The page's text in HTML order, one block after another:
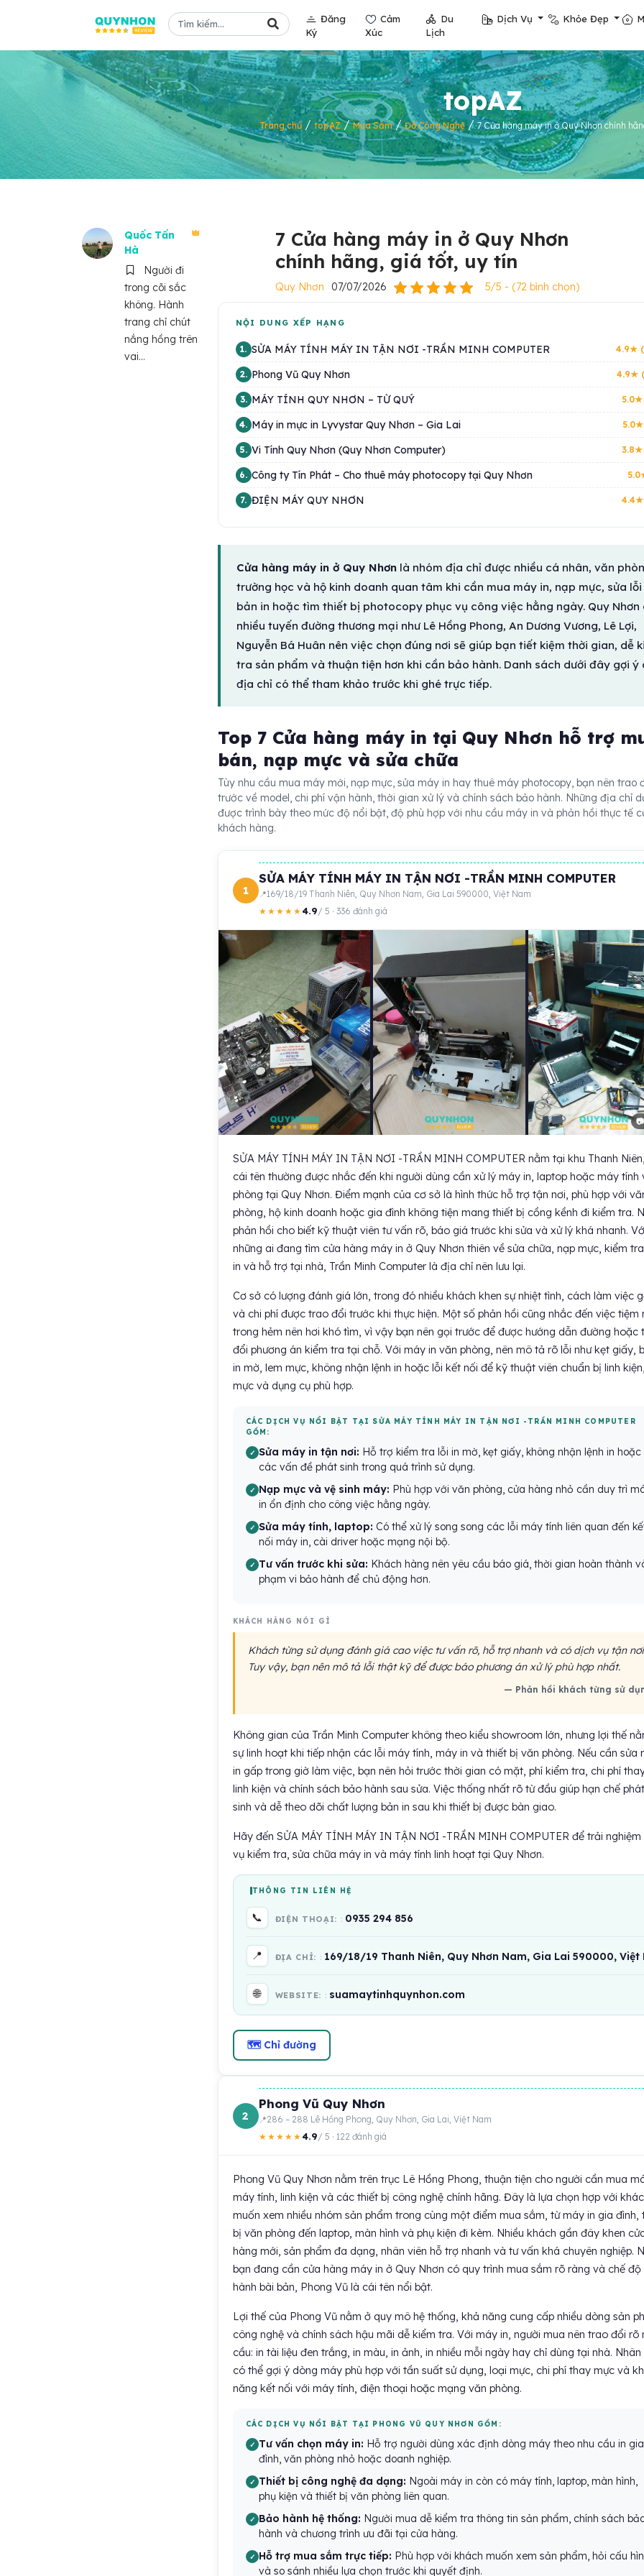
Đăng
Ký
Cảm
Xúc
Du
Lịch
Dịch Vụ Khỏe Đẹp
topAZ
Trang chủ/ topAZ/Mua Sắm/Đồ Công Nghệ/7 Cửa hàng máy in ở Quy Nhơn chính
Quốc Tấn
Hà
Người đi
trong cõi sắc
không. Hành
trang chỉ chút
nắng hồng trên
vai...
7 Cửa hàng máy in ở Quy Nhơn
chính hãng, giá tốt, uy tín
Quy Nhơn 07/07/2026 5/5 - (72 bình chọn)
NỘI DUNG XẾP HẠNG
1. SỬA MÁY TÍNH MÁY IN TẬN NƠI -TRẦN MINH COMPUTER 4.9★
2. Phong Vũ Quy Nhơn 4.9★
3. MÁY TÍNH QUY NHƠN – TỪ QUÝ 5.0★
4. Máy in mực in Lyvystar Quy Nhơn – Gia Lai 5.0★
5. Vi Tính Quy Nhơn (Quy Nhơn Computer) 3.8★
6. Công ty Tín Phát – Cho thuê máy photocopy tại Quy Nhơn
7. ĐIỆN MÁY QUY NHƠN 4.4★
Cửa hàng máy in ở Quy Nhơnlà nhóm địa chỉ được nhiều cá nhân, văn
trường học và hộ kinh doanh quan tâm khi cần mua máy in, nạp mực, sửa lỗi
bản in hoặc tìm thiết bị photocopy phục vụ công việc hằng ngày. Quy Nhơn
nhiều tuyến đường thương mại như Lê Hồng Phong, An Dương Vương, Lê Lợi,
Nguyễn Bá Huân nên việc chọn đúng nơi sẽ giúp bạn tiết kiệm thời gian, dễ
tra sản phẩm và thuận tiện hơn khi cần bảo hành. Danh sách dưới đây gợi ý
địa chỉ có thể tham khảo trước khi ghé trực tiếp.
Top 7 Cửa hàng máy in tại Quy Nhơn hỗ trợ
bán, nạp mực và sửa chữa
Tùy nhu cầu mua máy mới, nạp mực, sửa máy in hay thuê máy photocopy, bạn nên trao
trước về model, chi phí vận hành, thời gian xử lý và chính sách bảo hành. Những địa chỉ
được trình bày theo mức độ nổi bật, độ phù hợp với nhu cầu máy in và phản hồi thực tế
khách hàng.
1
SỬA MÁY TÍNH MÁY IN TẬN NƠI -TRẦN MINH COMPUTER
169/18/19 Thanh Niên, Quy Nhơn Nam, Gia Lai 590000, Việt Nam
★★★★★4.9 / 5 · 336 đánh giá
SỬA MÁY TÍNH MÁY IN TẬN NƠI -TRẦN MINH COMPUTER nằm tại khu Thanh
cái tên thường được nhắc đến khi người dùng cần xử lý máy in, laptop hoặc máy tính
phòng tại Quy Nhơn. Điểm mạnh của cơ sở là hình thức hỗ trợ tận nơi, phù hợp với
phòng, hộ kinh doanh hoặc gia đình không tiện mang thiết bị cồng kềnh đi kiểm tra.
phản hồi cho biết kỹ thuật viên tư vấn rõ, báo giá trước khi sửa và xử lý khá nhanh.
những ai đang tìm cửa hàng máy in ở Quy Nhơn thiên về sửa chữa, nạp mực, kiểm
in và hỗ trợ tại nhà, Trần Minh Computer là địa chỉ nên lưu lại.
Cơ sở có lượng đánh giá lớn, trong đó nhiều khách khen sự nhiệt tình, cách làm việc
và chi phí được trao đổi trước khi thực hiện. Một số phản hồi cũng nhắc đến việc tiệm
trong hẻm nên hơi khó tìm, vì vậy bạn nên gọi trước để được hướng dẫn đường hoặc
đổi phương án kiểm tra tại chỗ. Với máy in văn phòng, nên mô tả rõ lỗi như kẹt giấy,
in mờ, lem mực, không nhận lệnh in hoặc lỗi kết nối để kỹ thuật viên chuẩn bị linh kiện,
mực và dụng cụ phù hợp.
CÁC DỊCH VỤ NỔI BẬT TẠI SỬA MÁY TÍNH MÁY IN TẬN NƠI -TRẦN MINH COMPUTER
GỒM:
Sửa máy in tận nơi: Hỗ trợ kiểm tra lỗi in mờ, kẹt giấy, không nhận lệnh in hoặc
các vấn đề phát sinh trong quá trình sử dụng.
Nạp mực và vệ sinh máy: Phù hợp với văn phòng, cửa hàng nhỏ cần duy trì
in ổn định cho công việc hằng ngày.
Sửa máy tính, laptop: Có thể xử lý song song các lỗi máy tính liên quan đến
nối máy in, cài driver hoặc mạng nội bộ.
Tư vấn trước khi sửa: Khách hàng nên yêu cầu báo giá, thời gian hoàn thành
phạm vi bảo hành để chủ động hơn.
KHÁCH HÀNG NÓI GÌ
Khách từng sử dụng đánh giá cao việc tư vấn rõ, hỗ trợ nhanh và có dịch vụ tận
Tuy vậy, bạn nên mô tả lỗi thật kỹ để được báo phương án xử lý phù hợp nhất.
— Phản hồi khách từng sử
Không gian của Trần Minh Computer không theo kiểu showroom lớn, nhưng lợi thế
sự linh hoạt khi tiếp nhận các lỗi máy tính, máy in và thiết bị văn phòng. Nếu cần sửa
in gấp trong giờ làm việc, bạn nên hỏi trước thời gian có mặt, phí kiểm tra, chi phí
linh kiện và chính sách bảo hành sau sửa. Việc thống nhất rõ từ đầu giúp hạn chế phát
sinh và dễ theo dõi chất lượng bản in sau khi thiết bị được bàn giao.
Hãy đến SỬA MÁY TÍNH MÁY IN TẬN NƠI -TRẦN MINH COMPUTER để trải
vụ kiểm tra, sửa chữa máy in và máy tính linh hoạt tại Quy Nhơn.
THÔNG TIN LIÊN HỆ
📞 ĐIỆN THOẠI: 0935 294 856
📍 ĐỊA CHỈ: 169/18/19 Thanh Niên, Quy Nhơn Nam, Gia Lai 590000, Việt
🌐 WEBSITE: suamaytinhquynhon.com
🗺 Chỉ đường
2
Phong Vũ Quy Nhơn
286 – 288 Lê Hồng Phong, Quy Nhơn, Gia Lai, Việt Nam
★★★★★4.9 / 5 · 122 đánh giá
Phong Vũ Quy Nhơn nằm trên trục Lê Hồng Phong, thuận tiện cho người cần mua
máy tính, linh kiện và các thiết bị công nghệ chính hãng. Đây là lựa chọn hợp với
muốn xem nhiều nhóm sản phẩm trong cùng một điểm mua sắm, từ máy in gia đình,
bị văn phòng đến laptop, màn hình và phụ kiện đi kèm. Nhiều khách gần đây khen
hàng mới, sản phẩm đa dạng, nhân viên hỗ trợ nhanh và tư vấn khá chuyên nghiệp.
bạn đang cần cửa hàng máy in ở Quy Nhơn có quy trình mua sắm rõ ràng và chế độ
hành bài bản, Phong Vũ là cái tên nổi bật.
Lợi thế của Phong Vũ nằm ở quy mô hệ thống, khả năng cung cấp nhiều dòng sản
công nghệ và chính sách hậu mãi dễ kiểm tra. Với máy in, người mua nên trao đổi rõ
cầu: in tài liệu đen trắng, in màu, in ảnh, in nhiều mỗi ngày hay chỉ dùng tại nhà. Nhân
có thể gợi ý dòng máy phù hợp với tần suất sử dụng, loại mực, chi phí thay mực và
năng kết nối với máy tính, điện thoại hoặc mạng văn phòng.
CÁC DỊCH VỤ NỔI BẬT TẠI PHONG VŨ QUY NHƠN GỒM:
Tư vấn chọn máy in: Hỗ trợ người dùng xác định dòng máy theo nhu cầu in gia
đình, văn phòng nhỏ hoặc doanh nghiệp.
Thiết bị công nghệ đa dạng: Ngoài máy in còn có máy tính, laptop, màn hình,
phụ kiện và thiết bị văn phòng liên quan.
Bảo hành hệ thống: Người mua dễ kiểm tra thông tin sản phẩm, chính sách
hành và chương trình ưu đãi tại cửa hàng.
Hỗ trợ mua sắm trực tiếp: Phù hợp với khách muốn xem sản phẩm, hỏi cấu
và so sánh nhiều lựa chọn trước khi quyết định.